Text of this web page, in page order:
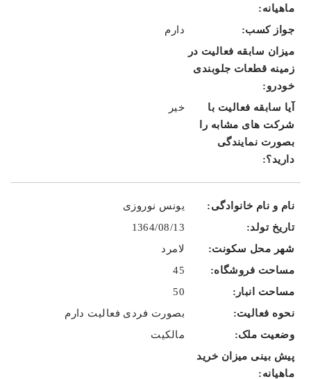
دارم
خیر
یونس نوروزی
1364/08/13
لامرد
45
50
بصورت فردی فعالیت دارم
مالکیت